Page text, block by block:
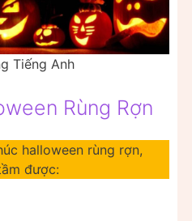
Tiếng Anh
Rùng Rợn
halloween rùng rợn,
được: